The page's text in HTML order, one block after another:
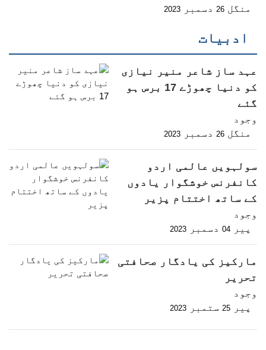
منگل 26 دسمبر 2023
ادبیات
عہد ساز شاعر منیر نیازی
کو دنیا چھوڑے 17 برس ہو
گئے
وجود
منگل 26 دسمبر 2023
سولہویں عالمی اردو
کانفرنس خوشگوار یادوں
کے ساتھ اختتام پزیر
وجود
پیر 04 دسمبر 2023
مارکیز کی یادگار صحافتی
تحریر
وجود
پیر 25 ستمبر 2023